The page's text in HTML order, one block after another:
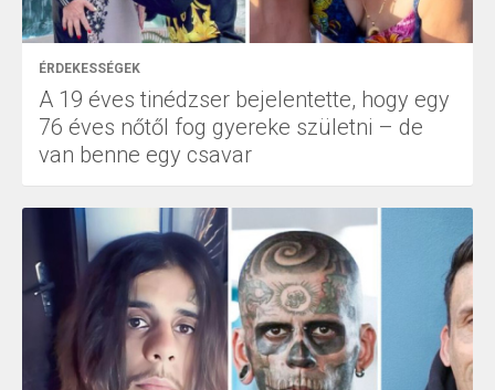
ÉRDEKESSÉGEK
A 19 éves tinédzser bejelentette, hogy egy
76 éves nőtől fog gyereke születni – de
van benne egy csavar